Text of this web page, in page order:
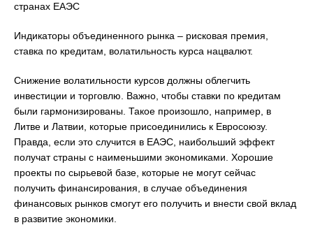
странах ЕАЭС
Индикаторы объединенного рынка – рисковая премия,
ставка по кредитам, волатильность курса нацвалют.
Снижение волатильности курсов должны облегчить
инвестиции и торговлю. Важно, чтобы ставки по кредитам
были гармонизированы. Такое произошло, например, в
Литве и Латвии, которые присоединились к Евросоюзу.
Правда, если это случится в ЕАЭС, наибольший эффект
получат страны с наименьшими экономиками. Хорошие
проекты по сырьевой базе, которые не могут сейчас
получить финансирования, в случае объединения
финансовых рынков смогут его получить и внести свой вклад
в развитие экономики.